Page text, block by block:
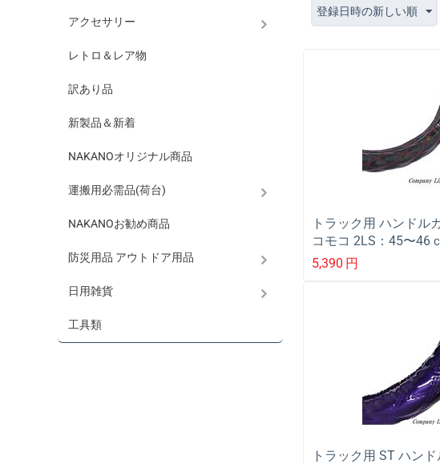
アクセサリー
レトロ＆レア物
訳あり品
新製品＆新着
NAKANOオリジナル商品
運搬用必需品(荷台)
NAKANOお勧め商品
防災用品 アウトドア用品
日用雑貨
工具類
登録日時の新しい順
トラック用 ハンドル
コモコ 2LS：45〜46
ルブラック/糸赤
5,390 円
トラック用 ST ハン